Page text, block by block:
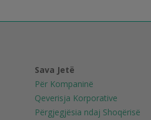
Sava Jetë
Për Kompaninë
Qeverisja Korporative
Përgjegjësia ndaj Shoqërisë